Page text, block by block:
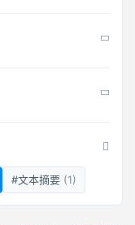
#文本摘要 (1)